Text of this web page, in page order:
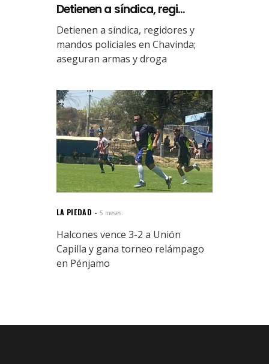
Detienen a síndica, regi...
Detienen a síndica, regidores y
mandos policiales en Chavinda;
aseguran armas y droga
LA PIEDAD 5 meses.
Halcones vence 3-2 a Unión
Capilla y gana torneo relámpago
en Pénjamo